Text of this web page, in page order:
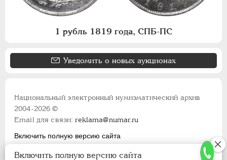
1 рубль 1819 года, СПБ-ПС
Уведомить о новых аукционах
Национальный электронный нумизматический архив
2004-2026 ©
Email для связи:reklama@numar.ru
Включить полную версию сайта
Включить полную версию сайта